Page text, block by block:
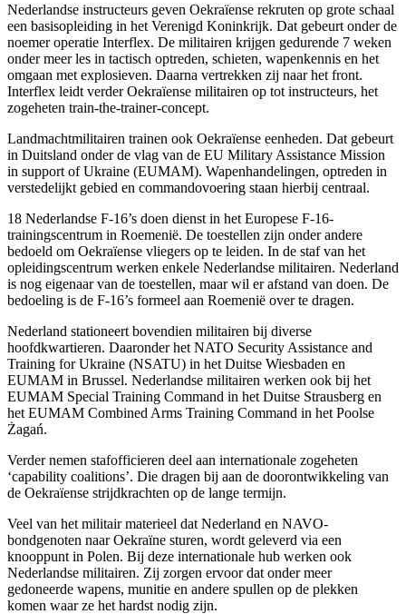
Nederlandse instructeurs geven Oekraïense rekruten op grote schaal
een basisopleiding in het Verenigd Koninkrijk. Dat gebeurt onder de
noemer operatie Interflex. De militairen krijgen gedurende 7 weken
onder meer les in tactisch optreden, schieten, wapenkennis en het
omgaan met explosieven. Daarna vertrekken zij naar het front.
Interflex leidt verder Oekraïense militairen op tot instructeurs, het
zogeheten train-the-trainer-concept.
Landmachtmilitairen trainen ook Oekraïense eenheden. Dat gebeurt
in Duitsland onder de vlag van de EU Military Assistance Mission
in support of Ukraine (EUMAM). Wapenhandelingen, optreden in
verstedelijkt gebied en commandovoering staan hierbij centraal.
18 Nederlandse F-16’s doen dienst in het Europese F-16-
trainingscentrum in Roemenië. De toestellen zijn onder andere
bedoeld om Oekraïense vliegers op te leiden. In de staf van het
opleidingscentrum werken enkele Nederlandse militairen. Nederland
is nog eigenaar van de toestellen, maar wil er afstand van doen. De
bedoeling is de F-16’s formeel aan Roemenië over te dragen.
Nederland stationeert bovendien militairen bij diverse
hoofdkwartieren. Daaronder het NATO Security Assistance and
Training for Ukraine (NSATU) in het Duitse Wiesbaden en
EUMAM in Brussel. Nederlandse militairen werken ook bij het
EUMAM Special Training Command in het Duitse Strausberg en
het EUMAM Combined Arms Training Command in het Poolse
Żagań.
Verder nemen stafofficieren deel aan internationale zogeheten
‘capability coalitions’. Die dragen bij aan de doorontwikkeling van
de Oekraïense strijdkrachten op de lange termijn.
Veel van het militair materieel dat Nederland en NAVO-
bondgenoten naar Oekraïne sturen, wordt geleverd via een
knooppunt in Polen. Bij deze internationale hub werken ook
Nederlandse militairen. Zij zorgen ervoor dat onder meer
gedoneerde wapens, munitie en andere spullen op de plekken
komen waar ze het hardst nodig zijn.